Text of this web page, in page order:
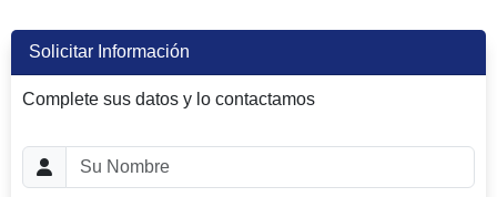
Solicitar Información
Complete sus datos y lo contactamos